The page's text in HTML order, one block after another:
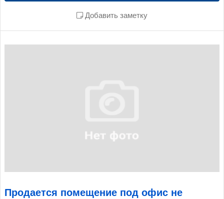
Добавить заметку
Продается помещение под офис не